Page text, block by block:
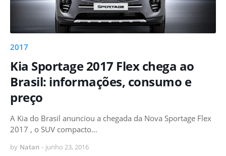
2017
Kia Sportage 2017 Flex chega ao
Brasil: informações, consumo e
preço
A Kia do Brasil anunciou a chegada da Nova Sportage Flex
2017 , o SUV compacto…
by Natan - junho 23, 2016